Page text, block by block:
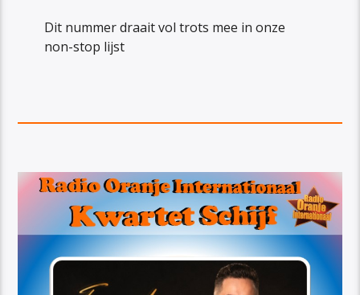
Dit nummer draait vol trots mee in onze
non-stop lijst